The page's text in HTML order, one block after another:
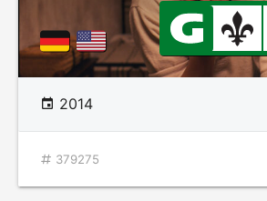
2014
379275